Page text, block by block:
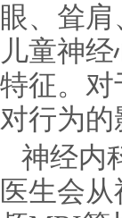
眼、耸
儿童神
特征。
对行为的
神经内
医生会